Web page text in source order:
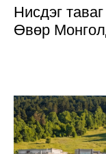
Нисдэг
Өвөр